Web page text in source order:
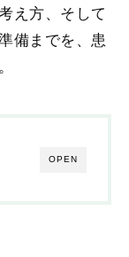
え方、そして
備までを、患
OPEN